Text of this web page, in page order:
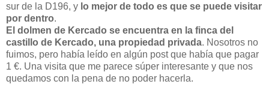
sur de la D196, y lo mejor de todo es que se puede visitar
por dentro.
El dolmen de Kercado se encuentra en la finca del
castillo de Kercado, una propiedad privada. Nosotros no
fuimos, pero había leído en algún post que había que pagar
1 €. Una visita que me parece súper interesante y que nos
quedamos con la pena de no poder hacerla.